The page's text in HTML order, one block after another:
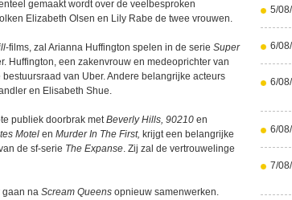
gemaakt wordt over de veelbesproken
Elizabeth Olsen en Lily Rabe de twee vrouwen.
-films, zal Arianna Huffington spelen in de serie Super
Huffington, een zakenvrouw en medeoprichter van
van Uber. Andere belangrijke acteurs
en Elisabeth Shue.
publiek doorbrak metBeverly Hills, 90210 en
Motel en Murder In The First, krijgt een belangrijke
de sf-serie The Expanse. Zij zal de vertrouwelinge
gaan na Scream Queens opnieuw samenwerken.
5/
6/
6/
6/
7/